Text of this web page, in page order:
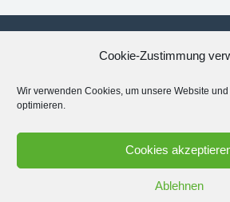
Cookie-Zustimmung
Wir verwenden Cookies, um unsere Website
optimieren.
Cookies
Ablehnen
Cookie-Richtlinie